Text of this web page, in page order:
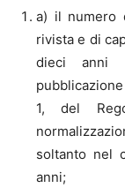
a) il numero
rivista e di
dieci anni
1, del
soltanto nel
anni;